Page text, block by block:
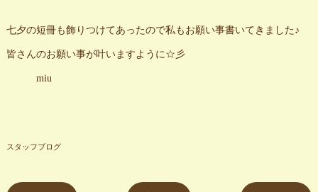
七夕の短冊も飾りつけてあったので私もお願い事書いてきました♪
皆さんのお願い事が叶いますように☆彡
miu
スタッフブログ